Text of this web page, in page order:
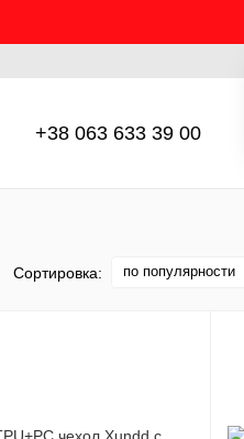
+38 063 633 39 00
Сортировка: по популярности